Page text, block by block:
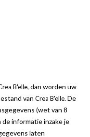
B'elle, dan worden uw
van Crea B'elle. De
(wet van 8
informatie inzake je
laten